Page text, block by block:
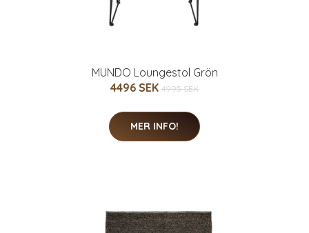
MUNDO Loungestol Grön
4496 SEK 4995 SEK
MER INFO!